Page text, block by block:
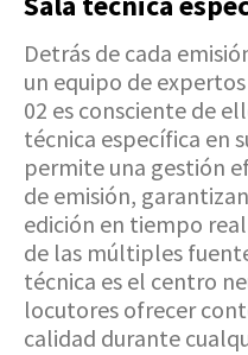
Detrás de cada
un equipo de
02 es consciente de
técnica específica en
permite una gestión
de emisión,
edición en tiempo
de las múltiples
técnica es el centro
locutores ofrecer
calidad durante